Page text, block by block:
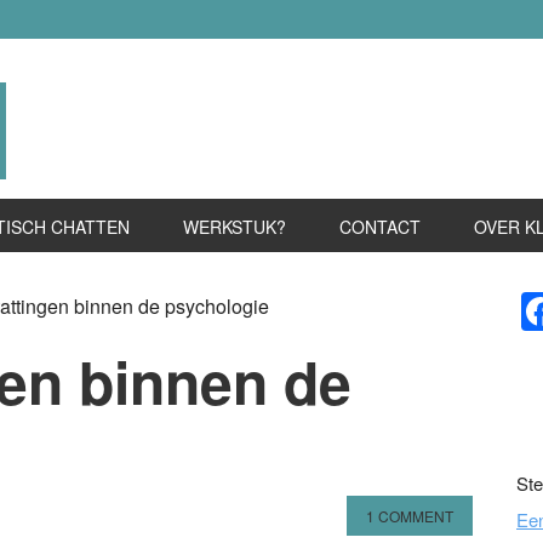
CHATTEN WERKSTUK? CONTACT OVER
binnen de psychologie
binnen de
1 COMMENT